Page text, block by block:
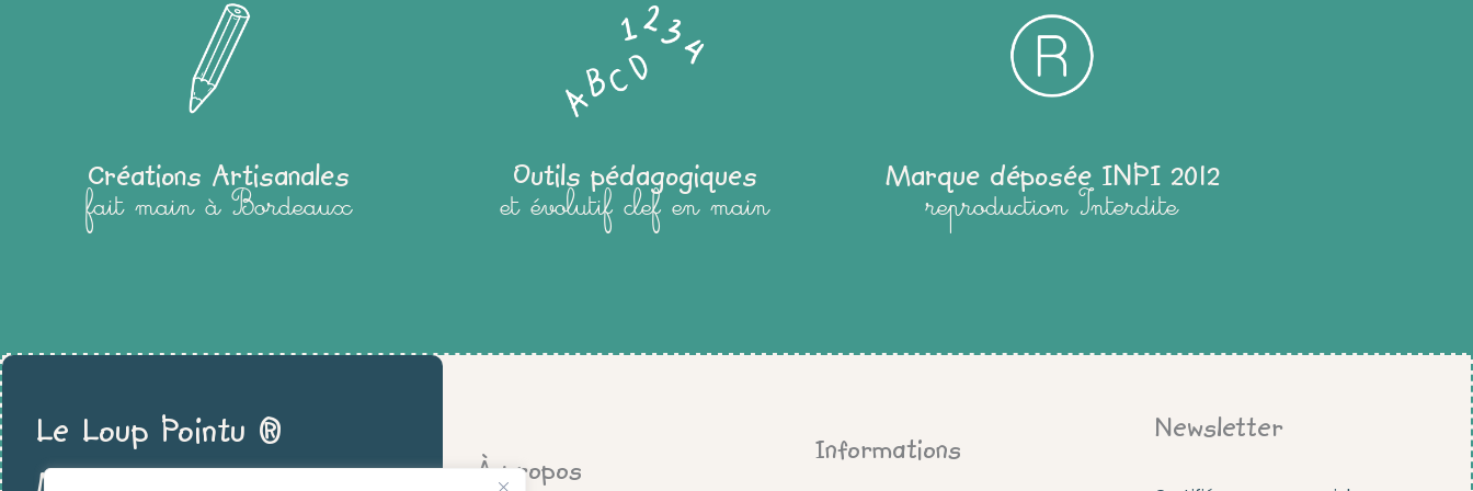
Créations Artisanales
fait main à Bordeaux
Outils pédagogiques
et évolutif clef en main
Marque déposée INPI 2012
reproduction Interdite
Le Loup Pointu ®
À propos
Informations
Newsletter